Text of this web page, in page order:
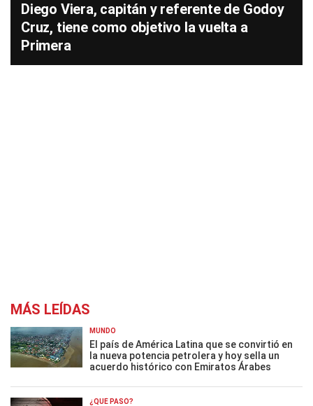
Diego Viera, capitán y referente de Godoy
Cruz, tiene como objetivo la vuelta a
Primera
MÁS LEÍDAS
MUNDO
El país de América Latina que se convirtió en
la nueva potencia petrolera y hoy sella un
acuerdo histórico con Emiratos Árabes
¿QUÉ PASÓ?